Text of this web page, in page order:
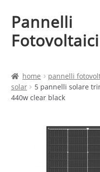
Vai
alla
navigazione
Vai
al
contenuto
Pannelli
Fotovoltaici
Cart
home pannelli
solar
5 pannelli solare
440w clear black